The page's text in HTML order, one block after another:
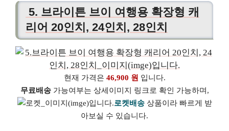
5. 브라이튼 브이 여행용 확장형 캐
리어 20인치, 24인치, 28인치
현재 가격은 46,900 원 입니다.
무료배송가능여부는 상세이미지 링크로 확인 가능하며,
로켓배송상품이라 빠르게 받
아보실 수 있습니다.